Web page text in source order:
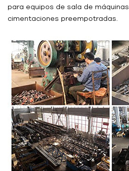
para equipos de sala de
cimentaciones preempotradas.